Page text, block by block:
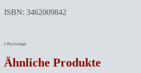
ISBN: 3462009842
b Psychologie
Ähnliche Produkte